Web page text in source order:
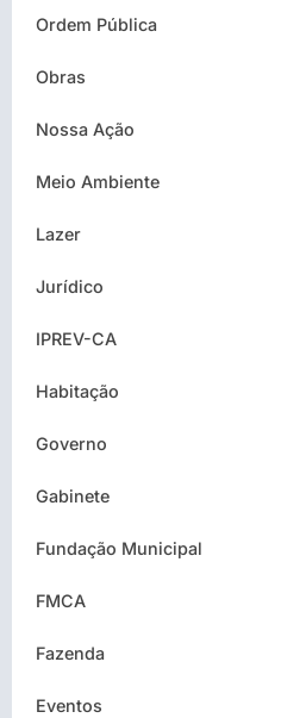
Ordem Pública
Obras
Nossa Ação
Meio Ambiente
Lazer
Jurídico
IPREV-CA
Habitação
Governo
Gabinete
Fundação Municipal
FMCA
Fazenda
Eventos